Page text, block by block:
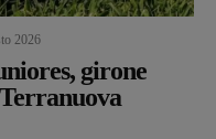
2026
girone